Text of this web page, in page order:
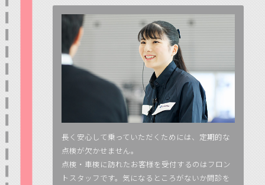
長く安心して乗っていただくためには、定期的な
点検が欠かせません。
点検・車検に訪れたお客様を受付するのはフロン
トスタッフです。気になるところがないか問診を